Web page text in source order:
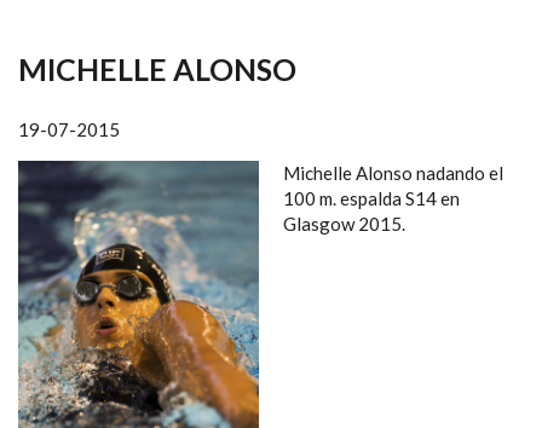
DE
AYUDA
A
LA
NAVEGACIÓN
MICHELLE ALONSO
19-07-2015
Michelle Alonso nadando el
100 m. espalda S14 en
Glasgow 2015.